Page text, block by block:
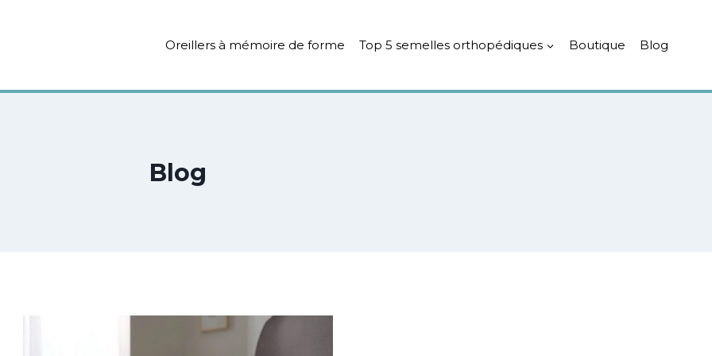
Oreillers à mémoire de forme Top 5 semelles orthopédiques Boutique Blog
Blog